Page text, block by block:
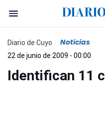
Diario de Cuyo Noticias
22 de junio de 2009 - 00:00
Identifican 11